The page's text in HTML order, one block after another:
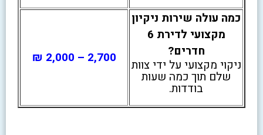
כמה עולה שירות ניקיון
מקצועי לדירת 6
חדרים?
ניקוי מקצועי על ידי צוות
שלם תוך כמה שעות
בודדות.
2,700 – 2,000 ₪